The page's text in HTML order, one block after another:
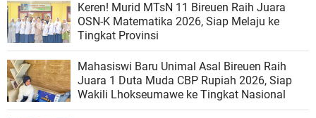
Keren! Murid MTsN 11 Bireuen Raih Juara
OSN-K Matematika 2026, Siap Melaju ke
Tingkat Provinsi
Mahasiswi Baru Unimal Asal Bireuen Raih
Juara 1 Duta Muda CBP Rupiah 2026, Siap
Wakili Lhokseumawe ke Tingkat Nasional